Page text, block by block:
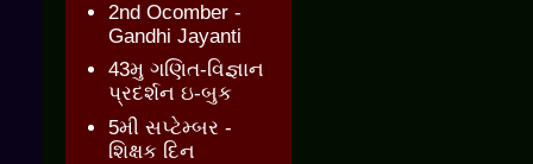
2nd Ocomber -
Gandhi Jayanti
43મુ ગણિત-વિજ્ઞાન
પ્રદર્શન ઇ-બુક
5મી સપ્ટેમ્બર -
શિક્ષક દિન